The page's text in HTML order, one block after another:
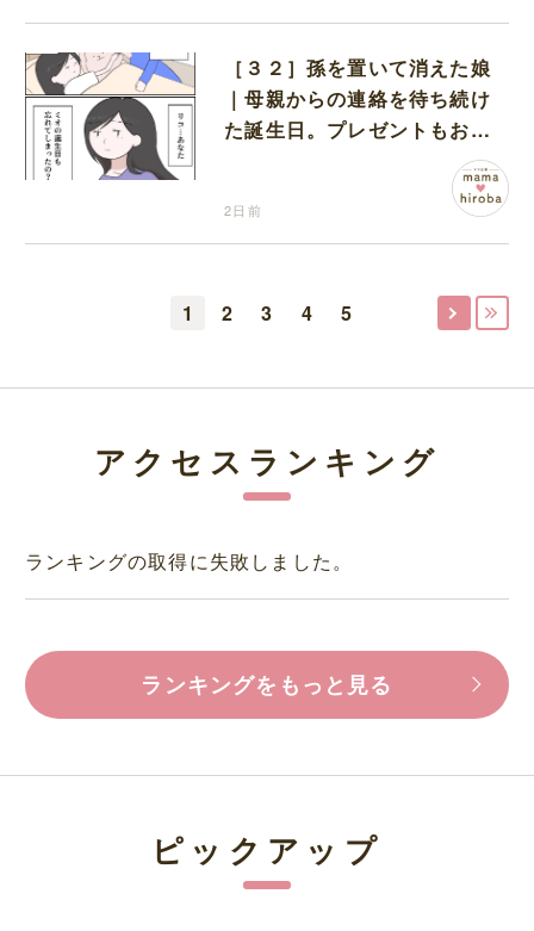
［３２］孫を置いて消えた娘
｜母親からの連絡を待ち続け
た誕生日。プレゼントもお祝
2日前
1 2 3 4 5
アクセスランキング
ランキングの取得に失敗しました。
ランキングをもっと見る
ピックアップ